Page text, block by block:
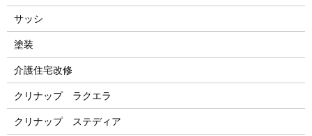
サッシ
塗装
介護住宅改修
クリナップ ラクエラ
クリナップ ステディア